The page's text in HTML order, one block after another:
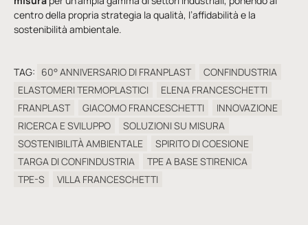
centro della propria strategia la qualità, l’affidabilità e la
sostenibilità ambientale.
TAG: 60° ANNIVERSARIO DI FRANPLAST
CONFINDUSTRIA
ELASTOMERI TERMOPLASTICI
ELENA FRANCESCHETTI
FRANPLAST
GIACOMO FRANCESCHETTI
INNOVAZIONE
RICERCA E SVILUPPO
SOLUZIONI SU MISURA
SOSTENIBILITÀ AMBIENTALE
SPIRITO DI COESIONE
TARGA DI CONFINDUSTRIA
TPE A BASE STIRENICA
TPE-S
VILLA FRANCESCHETTI